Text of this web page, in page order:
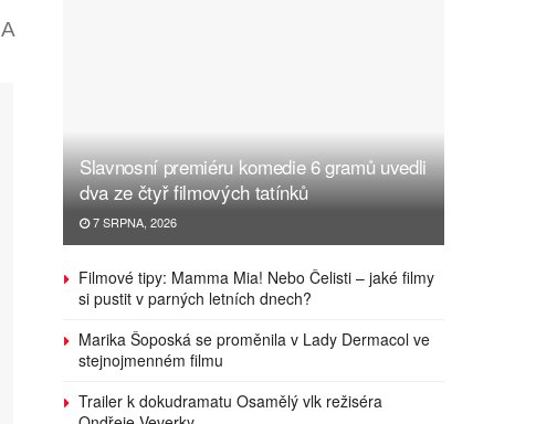
A
Slavnosní premiéru komedie 6 gramů uvedli
dva ze čtyř filmových tatínků
7 SRPNA, 2026
Filmové tipy: Mamma Mia! Nebo Čelisti – jaké filmy
si pustit v parných letních dnech?
Marika Šoposká se proměnila v Lady Dermacol ve
stejnojmenném filmu
Trailer k dokudramatu Osamělý vlk režiséra